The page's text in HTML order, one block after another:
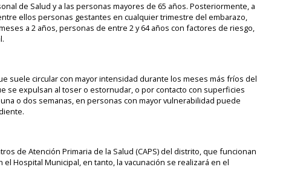
de Salud y a las personas mayores de 65 años. Posteriormente, a
ellos personas gestantes en cualquier trimestre del embarazo,
a 2 años, personas de entre 2 y 64 años con factores de riesgo,
suele circular con mayor intensidad durante los meses más fríos del
se expulsan al toser o estornudar, o por contacto con superficies
o dos semanas, en personas con mayor vulnerabilidad puede
de Atención Primaria de la Salud (CAPS) del distrito, que funcionan
Hospital Municipal, en tanto, la vacunación se realizará en el